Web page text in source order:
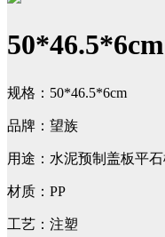
规格：50*46.5*6cm
品牌：望族
用途：水泥预制盖板平
材质：PP
工艺：注塑